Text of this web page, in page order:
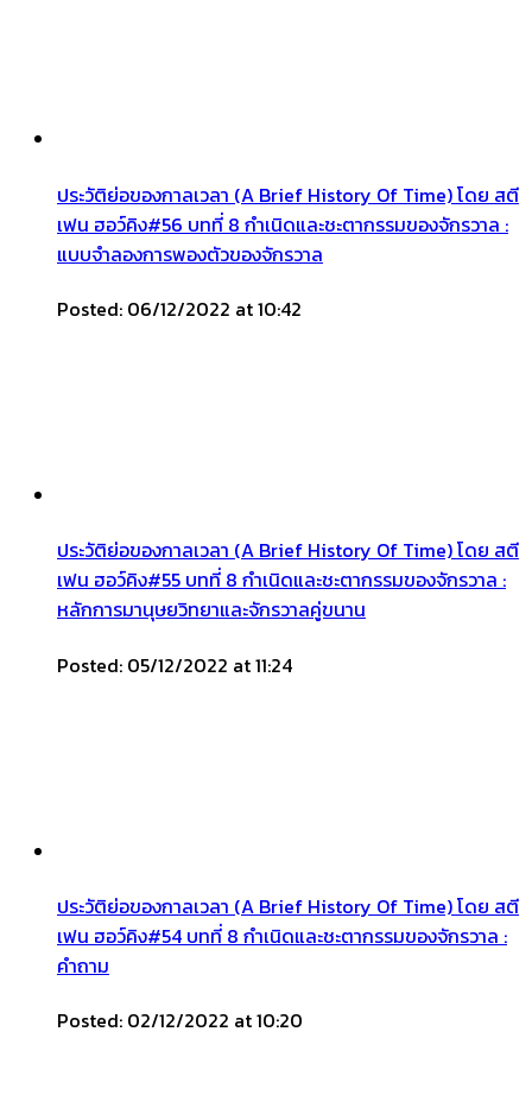
ประวัติย่อของกาลเวลา (A Brief History Of Time) โดย สตี
เฟน ฮอว์คิง#56 บทที่ 8 กำเนิดและชะตากรรมของจักรวาล :
แบบจำลองการพองตัวของจักรวาล
Posted: 06/12/2022 at 10:42
ประวัติย่อของกาลเวลา (A Brief History Of Time) โดย สตี
เฟน ฮอว์คิง#55 บทที่ 8 กำเนิดและชะตากรรมของจักรวาล :
หลักการมานุษยวิทยาและจักรวาลคู่ขนาน
Posted: 05/12/2022 at 11:24
ประวัติย่อของกาลเวลา (A Brief History Of Time) โดย สตี
เฟน ฮอว์คิง#54 บทที่ 8 กำเนิดและชะตากรรมของจักรวาล :
คำถาม
Posted: 02/12/2022 at 10:20